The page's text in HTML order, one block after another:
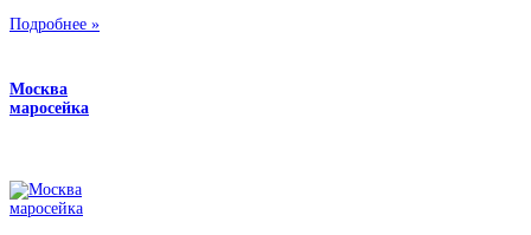
Подробнее »
Москва
маросейка